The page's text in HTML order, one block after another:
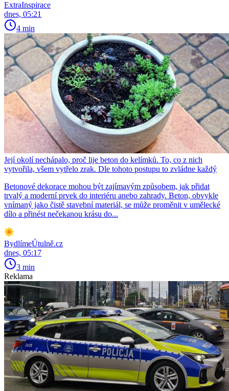
ExtraInspirace
dnes, 05:21
4 min
Její okolí nechápalo, proč lije beton do kelímků. To, co z nich
vytvořila, všem vytřelo zrak. Dle tohoto postupu to zvládne každý
Betonové dekorace mohou být zajímavým způsobem, jak přidat
trvalý a moderní prvek do interiéru anebo zahrady. Beton, obvykle
vnímaný jako čistě stavební materiál, se může proměnit v umělecké
dílo a přinést nečekanou krásu do...
BydlímeÚtulně.cz
dnes, 05:17
3 min
Reklama